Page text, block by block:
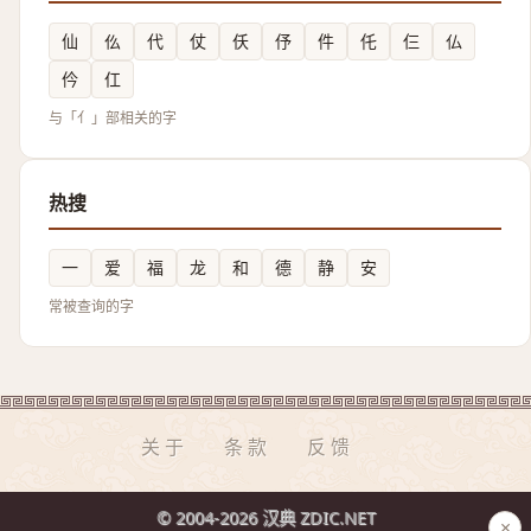
仙 仫 代 仗 仸 伃 件 仛 仨
仏
仱
仜
与「亻」部相关的字
热搜
一 爱 福 龙 和 德 静 安
常被查询的字
关于 条款 反馈
© 2004-2026 汉典 ZDIC.NET